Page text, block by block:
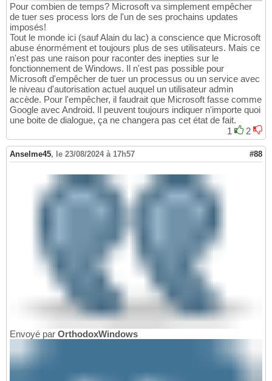
Pour combien de temps? Microsoft va simplement empêcher
de tuer ses process lors de l'un de ses prochains updates
imposés!
Tout le monde ici (sauf Alain du lac) a conscience que Microsoft
abuse énormément et toujours plus de ses utilisateurs. Mais ce
n'est pas une raison pour raconter des inepties sur le
fonctionnement de Windows. Il n'est pas possible pour
Microsoft d'empêcher de tuer un processus ou un service avec
le niveau d'autorisation actuel auquel un utilisateur admin
accède. Pour l'empêcher, il faudrait que Microsoft fasse comme
Google avec Android. Il peuvent toujours indiquer n'importe quoi
une boite de dialogue, ça ne changera pas cet état de fait.
1
2
Anselme45, le 23/08/2024 à 17h57 #88
Envoyé par OrthodoxWindows